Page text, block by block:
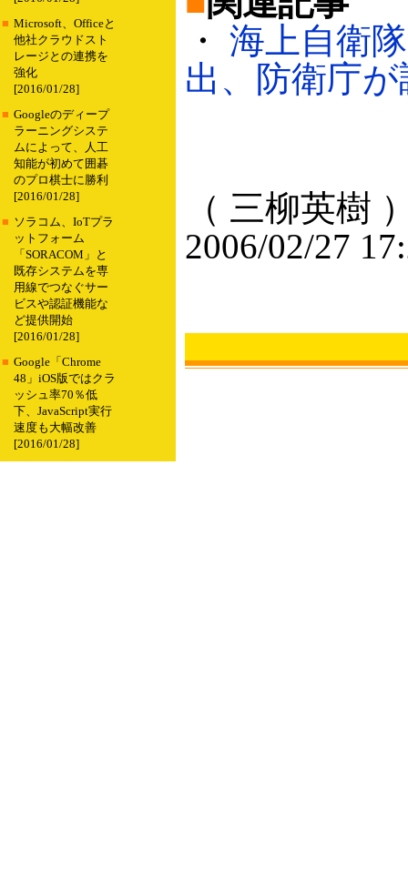
■ Microsoft、Officeと
他社クラウドスト
レージとの連携を
強化
[2016/01/28]
■ Googleのディープ
ラーニングシステ
ムによって、人工
知能が初めて囲碁
のプロ棋士に勝利
[2016/01/28]
■ ソラコム、IoTプラ
ットフォーム
「SORACOM」と
既存システムを専
用線でつなぐサー
ビスや認証機能な
ど提供開始
[2016/01/28]
■ Google「Chrome
48」iOS版ではクラ
ッシュ率70％低
下、JavaScript実行
速度も大幅改善
[2016/01/28]
・ 海上自衛
出、防衛庁が
（ 三柳英樹
2006/02/27